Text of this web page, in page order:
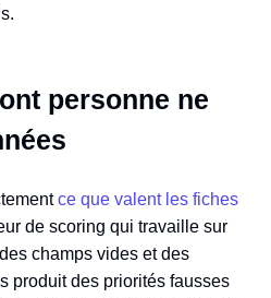
personne ne
ce que valent les fiches
de scoring qui travaille sur
champs vides et des
produit des priorités fausses